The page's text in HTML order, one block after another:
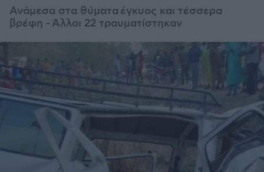
Ανάμεσα στα θύματα έγκυος και τέσσερα
βρέφη - Άλλοι 22 τραυματίστηκαν